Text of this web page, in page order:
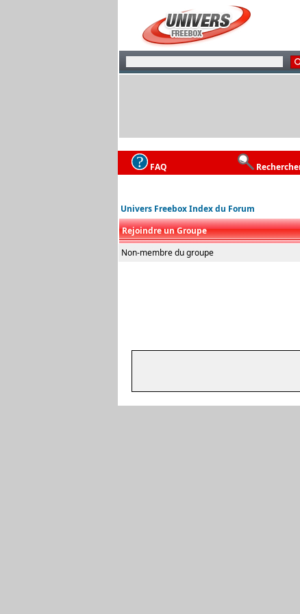
FAQ
Univers Freebox Index du Forum
Rejoindre un Groupe
Non-membre du groupe